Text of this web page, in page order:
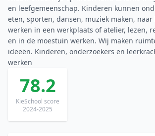
en leefgemeenschap. Kinderen kunnen
eten, sporten, dansen, muziek maken,
werken in een werkplaats of atelier, lezen,
en in de moestuin werken. Wij maken
ideeën. Kinderen, onderzoekers en
werken
78.2
KieSchool score
2024-2025